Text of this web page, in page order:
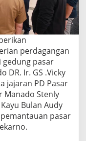
perdagangan
gedung pasar
DR. Ir. GS .Vicky
jajaran PD Pasar
Manado Stenly
Bulan Audy
pasar